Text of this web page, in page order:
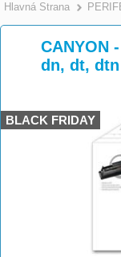
Hlavná Strana
CANYON
dn, dt, dtn
BLACK FRIDAY